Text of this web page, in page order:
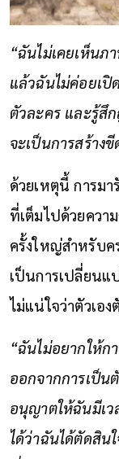
“ฉันไม่เคยเห็นภ
แล้วฉันไม่ค่อยเปิ
ตัวละคร และรู้สึ
จะเป็นการสร้าง
ด้วยเหตุนี้ การม
ที่เต็มไปด้วยควา
ครั้งใหญ่สำหรับ
เป็นการเปลี่ยนแ
ไม่แน่ใจว่าตัวเอ
“ฉันไม่อยากให้ก
ออกจากการเป็น
อนุญาตให้ฉันมีเว
ได้ว่าฉันได้ตัดสิน